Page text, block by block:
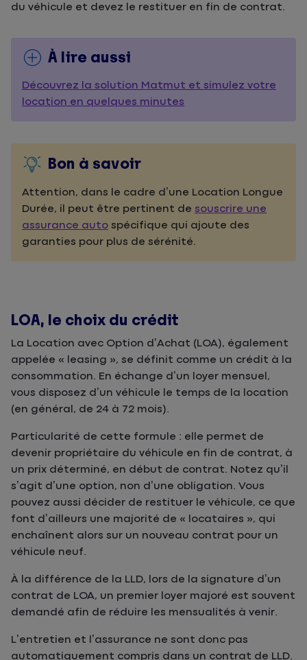
du véhicule et devez le restituer en fin de contrat.
À lire aussi
Découvrez la solution Matmut et simulez votre
location en quelques minutes
Bon à savoir
Attention, dans le cadre d’une Location Longue
Durée, il peut être pertinent de souscrire une
assurance auto spécifique qui ajoute des
garanties pour plus de sérénité.
LOA, le choix du crédit
La Location avec Option d’Achat (LOA), également
appelée « leasing », se définit comme un crédit à la
consommation. En échange d’un loyer mensuel,
vous disposez d’un véhicule le temps de la location
(en général, de 24 à 72 mois).
Particularité de cette formule : elle permet de
devenir propriétaire du véhicule en fin de contrat, à
un prix déterminé, en début de contrat. Notez qu’il
s’agit d’une option, non d’une obligation. Vous
pouvez aussi décider de restituer le véhicule, ce que
font d’ailleurs une majorité de « locataires », qui
enchaînent alors sur un nouveau contrat pour un
véhicule neuf.
À la différence de la LLD, lors de la signature d’un
contrat de LOA, un premier loyer majoré est souvent
demandé afin de réduire les mensualités à venir.
L’entretien et l’assurance ne sont donc pas
automatiquement compris dans un contrat de LLD.